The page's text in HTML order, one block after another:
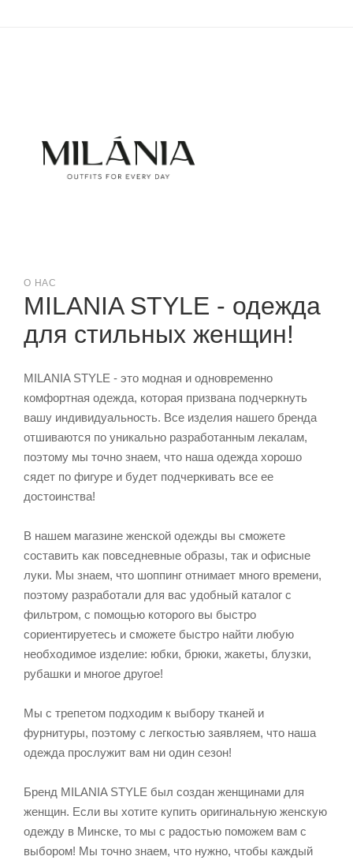
О НАС
MILANIA STYLE - одежда
для стильных женщин!
MILANIA STYLE - это модная и одновременно
комфортная одежда, которая призвана подчеркнуть
вашу индивидуальность. Все изделия нашего бренда
отшиваются по уникально разработанным лекалам,
поэтому мы точно знаем, что наша одежда хорошо
сядет по фигуре и будет подчеркивать все ее
достоинства!
В нашем магазине женской одежды вы сможете
составить как повседневные образы, так и офисные
луки. Мы знаем, что шоппинг отнимает много времени,
поэтому разработали для вас удобный каталог с
фильтром, с помощью которого вы быстро
сориентируетесь и сможете быстро найти любую
необходимое изделие: юбки, брюки, жакеты, блузки,
рубашки и многое другое!
Мы с трепетом подходим к выбору тканей и
фурнитуры, поэтому с легкостью заявляем, что наша
одежда прослужит вам ни один сезон!
Бренд MILANIA STYLE был создан женщинами для
женщин. Если вы хотите купить оригинальную женскую
одежду в Минске, то мы с радостью поможем вам с
выбором! Мы точно знаем, что нужно, чтобы каждый